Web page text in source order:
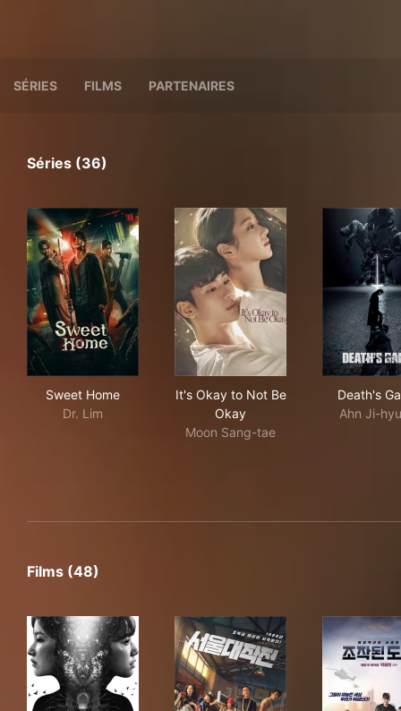
SÉRIES FILMS PARTENAIRES
Séries (36)
Sweet Home
Dr. Lim
It's Okay to Not Be
Okay
Moon Sang-tae
Death's
Ahn Ji-
Films (48)